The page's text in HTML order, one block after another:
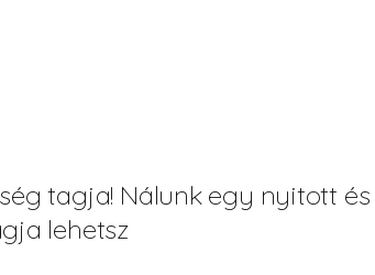
tagja! Nálunk egy nyitott
lehetsz